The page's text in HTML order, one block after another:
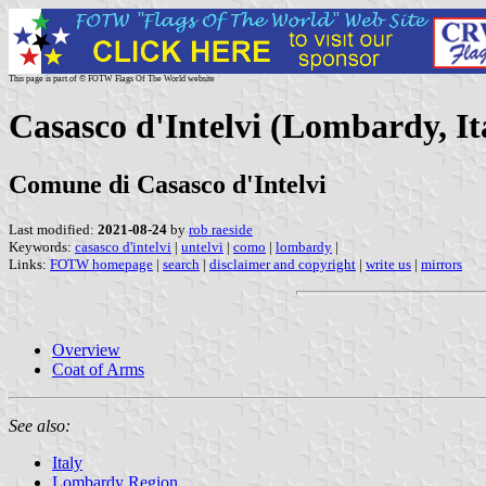
This page is part of © FOTW Flags Of The World website
Casasco d'Intelvi (Lombardy,
Comune di Casasco d'Intelvi
Last modified: 2021-08-24 by rob raeside
Keywords: casasco d'intelvi | untelvi | como | lombardy |
Links: FOTW homepage | search | disclaimer and copyright | write us | mirrors
Overview
Coat of Arms
See also:
Italy
Lombardy Region